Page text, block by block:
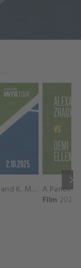
keyboard_arrow_right
A. Krunic and A. Danilina vs. P. Hon and K. Muchova Match Highlights - BEIJING_Capital Group Diamond ( October 02, 2025)
Film 2026